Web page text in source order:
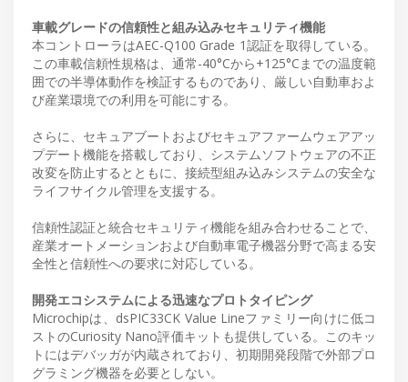
車載グレードの信頼性と組み込みセキュリティ機能
本コントローラはAEC-Q100 Grade 1認証を取得している。
この車載信頼性規格は、通常-40°Cから+125°Cまでの温度範
囲での半導体動作を検証するものであり、厳しい自動車およ
び産業環境での利用を可能にする。
さらに、セキュアブートおよびセキュアファームウェアアッ
プデート機能を搭載しており、システムソフトウェアの不正
改変を防止するとともに、接続型組み込みシステムの安全な
ライフサイクル管理を支援する。
信頼性認証と統合セキュリティ機能を組み合わせることで、
産業オートメーションおよび自動車電子機器分野で高まる安
全性と信頼性への要求に対応している。
開発エコシステムによる迅速なプロトタイピング
Microchipは、dsPIC33CK Value Lineファミリー向けに低コ
ストのCuriosity Nano評価キットも提供している。このキッ
トにはデバッガが内蔵されており、初期開発段階で外部プロ
グラミング機器を必要としない。